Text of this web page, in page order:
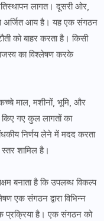
लागत। दूसरी ओर,
से अर्जित आय है। यह एक संगठन
को बाहर करता है। किसी
का विश्लेषण करके
माल, मशीनों, भूमि, और
किए गए कुल लागतों का
निर्णय लेने में मदद करता
शामिल है।
बनाता है कि उपलब्ध विकल्प
एक संगठन द्वारा विभिन्न
प्रक्रिया है। एक संगठन को